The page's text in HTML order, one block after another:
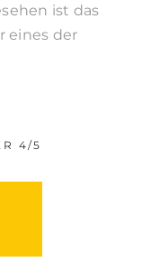
ist das
eines der
4/5